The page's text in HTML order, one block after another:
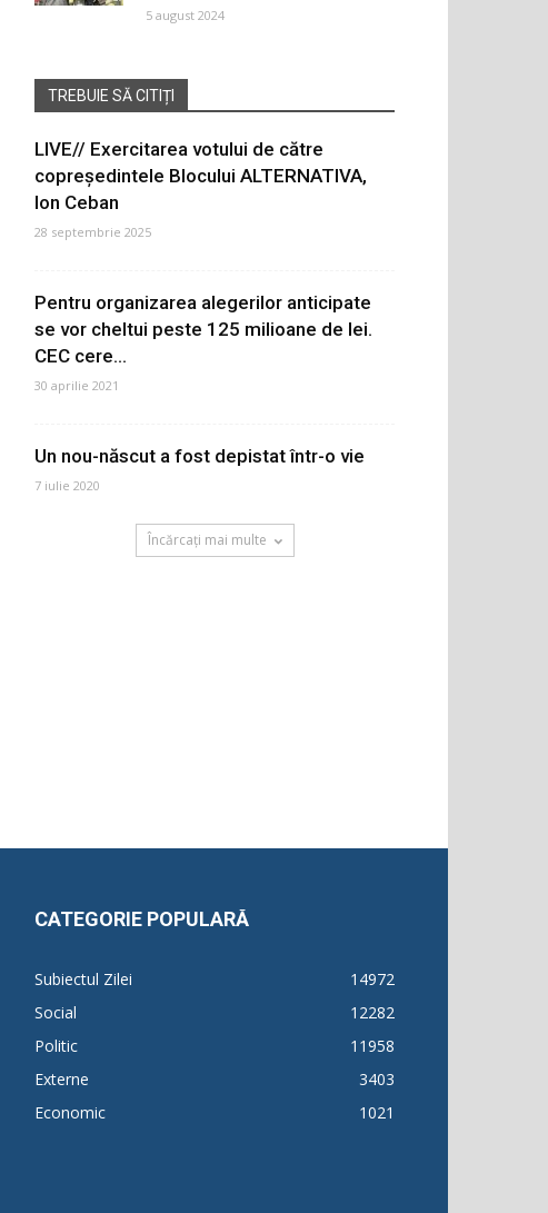
5 august 2024
TREBUIE SĂ CITIȚI
LIVE// Exercitarea votului de către
copreședintele Blocului ALTERNATIVA,
Ion Ceban
28 septembrie 2025
Pentru organizarea alegerilor anticipate
se vor cheltui peste 125 milioane de lei.
CEC cere...
30 aprilie 2021
Un nou-născut a fost depistat într-o vie
7 iulie 2020
Încărcați mai multe
CATEGORIE POPULARĂ
Subiectul Zilei
14972
Social
12282
Politic
11958
Externe
3403
Economic
1021